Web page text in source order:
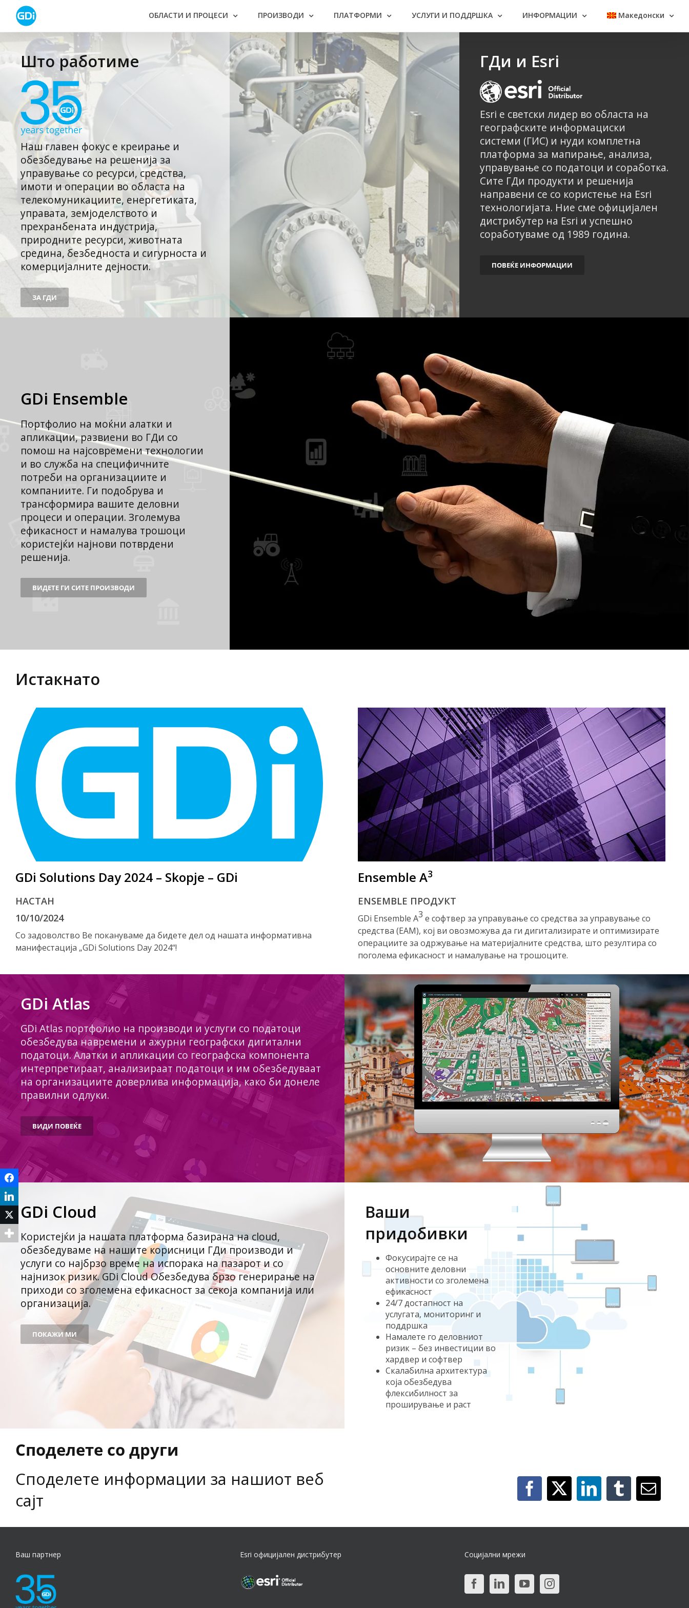
content
ОБЛАСТИ И ПРОЦЕСИ ПРОИЗВОДИ ПЛАТФОРМИ УСЛУГИ И ПОДДРШКА ИНФОРМАЦИИ Македонски
Што работиме
Наш главен фокус е креирање и
обезбедување на решенија за
управување со ресурси, средства,
имоти и операции во областа на
телекомуникациите, енергетиката,
управата, земјоделството и
прехранбената индустрија,
природните ресурси, животната
средина, безбедноста и сигурноста и
комерцијалните дејности.
ЗА ГДИ
ГДи и Esri
Esri е светски лидер во областа на
географските информациски
системи (ГИС) и нуди комплетна
платформа за мапирање, анализа,
управување со податоци и соработка.
Сите ГДи продукти и решенија
направени се со користење на Esri
технологијата. Ние сме официјален
дистрибутер на Esri и успешно
соработуваме од 1989 година.
ПОВЕЌЕ ИНФОРМАЦИИ
GDi Ensemble
Портфолио на моќни алатки и
апликации, развиени во ГДи со
помош на најсовремени технологии
и во служба на специфичните
потреби на организациите и
компаниите. Ги подобрува и
трансформира вашите деловни
процеси и операции. Зголемува
ефикасност и намалува трошоци
користејќи најнови потврдени
решенија.
ВИДЕТЕ ГИ СИТЕ ПРОИЗВОДИ
Истакнато
GDi Solutions Day 2024 – Skopje – GDi
HАСТАН
10/10/2024
Со задоволство Ве покануваме да бидете дел од нашата информативна
манифестација „GDi Solutions Day 2024“!
Ensemble A3
ENSEMBLE ПРОДУКТ
GDi Ensemble A3 е софтвер за управување со средства за управување со
средства (EAM), кој ви овозможува да ги дигитализирате и оптимизирате
операциите за одржување на материјалните средства, што резултира со
поголема ефикасност и намалување на трошоците.
GDi Atlas
GDi Atlas портфолио на производи и услуги со податоци
обезбедува навремени и ажурни географски дигитални
податоци. Алатки и апликации со географска компонента
интерпретираат, анализираат податоци и им обезбедуваат
на организациите доверлива информација, како би донеле
правилни одлуки.
ВИДИ ПОВЕЌЕ
GDi Cloud
Користејќи ја нашата платформа базирана на cloud,
обезбедуваме на нашите корисници ГДи производи и
услуги со најбрзо време на испорака на пазарот и со
најнизок ризик. GDi Cloud Обезбедува брзо генерирање на
приходи со зголемена ефикасност за секојa компанија или
организација.
ПОКАЖИ МИ
Ваши
придобивки
Фокусирајте се на
основните деловни
активности со зголемена
ефикасност
24/7 достапност на
услугата, мониторинг и
поддршка
Намалете го деловниот
ризик – без инвестиции во
хардвер и софтвер
Скалабилна архитектура
која обезбедува
флексибилност за
проширување и раст
Споделете со други
Споделете информации за нашиот веб
сајт
Ваш партнер Esri официјален дистрибутер Социјални мрежи
Facebook
Twitter